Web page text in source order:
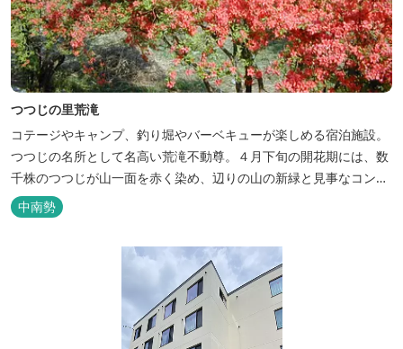
つつじの里荒滝
コテージやキャンプ、釣り堀やバーベキューが楽しめる宿泊施設。
つつじの名所として名高い荒滝不動尊。４月下旬の開花期には、数
千株のつつじが山一面を赤く染め、辺りの山の新緑と見事なコント
ラストを織り成します。 松阪の観光情報は、松阪観光インフォメー
ションサイト ワクワク松阪 ...
中南勢